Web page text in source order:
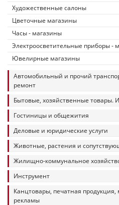
Художественные салоны
Цветочные магазины
Часы - магазины
Электроосветительные приборы -
Ювелирные магазины
Автомобильный и прочий
ремонт
Бытовые, хозяйственные товары.
Гостиницы и общежития
Деловые и юридические услуги
Животные, растения и
Жилищно-коммунальное
Инструмент
Канцтовары, печатная
рекламы